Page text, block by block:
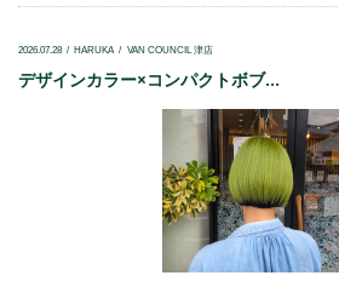
2026.07.28 HARUKA VAN COUNCIL 津店
デザインカラー×コンパクトボブ...